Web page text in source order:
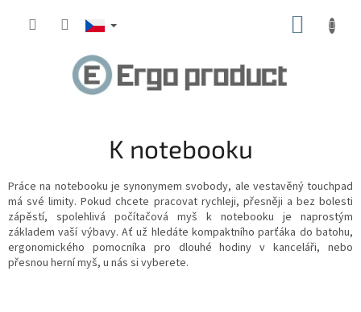
K notebooku
Práce na notebooku je synonymem svobody, ale vestavěný touchpad
má své limity. Pokud chcete pracovat rychleji, přesněji a bez bolesti
zápěstí, spolehlivá počítačová myš k notebooku je naprostým
základem vaší výbavy. Ať už hledáte kompaktního parťáka do batohu,
ergonomického pomocníka pro dlouhé hodiny v kanceláři, nebo
přesnou herní myš, u nás si vyberete.